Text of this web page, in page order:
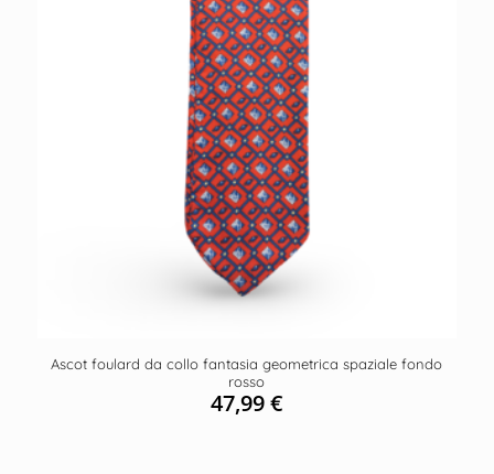
Ascot foulard da collo fantasia geometrica spaziale fondo
rosso
47,99€